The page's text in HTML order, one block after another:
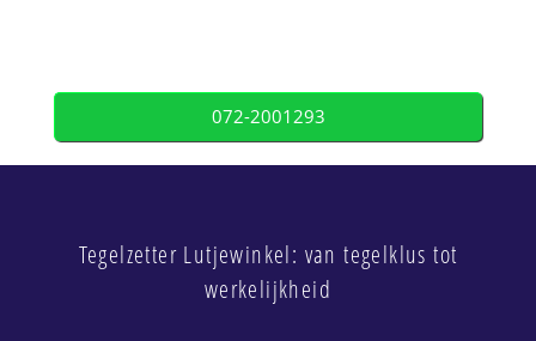
072-2001293
Tegelzetter Lutjewinkel: van tegelklus tot
werkelijkheid